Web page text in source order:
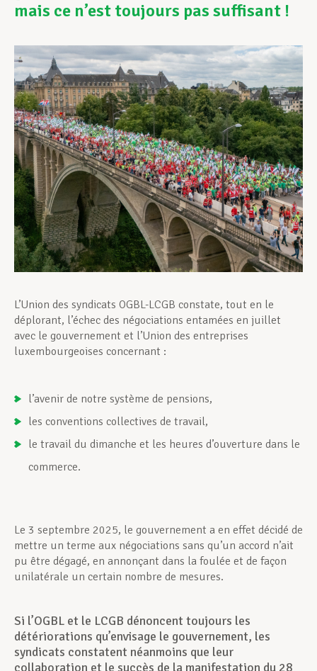
Développement professionnel
Devenir Membre
Actualités
mais ce n’est toujours pas suffisant !
L’Union des syndicats OGBL-LCGB constate, tout en le
déplorant, l’échec des négociations entamées en juillet
avec le gouvernement et l’Union des entreprises
luxembourgeoises concernant :
l’avenir de notre système de pensions,
les conventions collectives de travail,
le travail du dimanche et les heures d’ouverture dans le
commerce.
Le 3 septembre 2025, le gouvernement a en effet décidé de
mettre un terme aux négociations sans qu’un accord n’ait
pu être dégagé, en annonçant dans la foulée et de façon
unilatérale un certain nombre de mesures.
Si l’OGBL et le LCGB dénoncent toujours les
détériorations qu’envisage le gouvernement, les
syndicats constatent néanmoins que leur
collaboration et le succès de la manifestation du 28